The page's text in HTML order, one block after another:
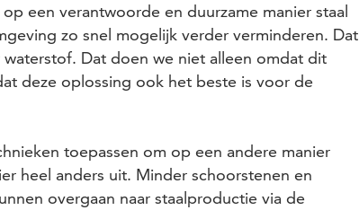
een verantwoorde en duurzame manier staal
zo snel mogelijk verder verminderen. Dat
Dat doen we niet alleen omdat dit
deze oplossing ook het beste is voor de
toepassen om op een andere manier
heel anders uit. Minder schoorstenen en
overgaan naar staalproductie via de